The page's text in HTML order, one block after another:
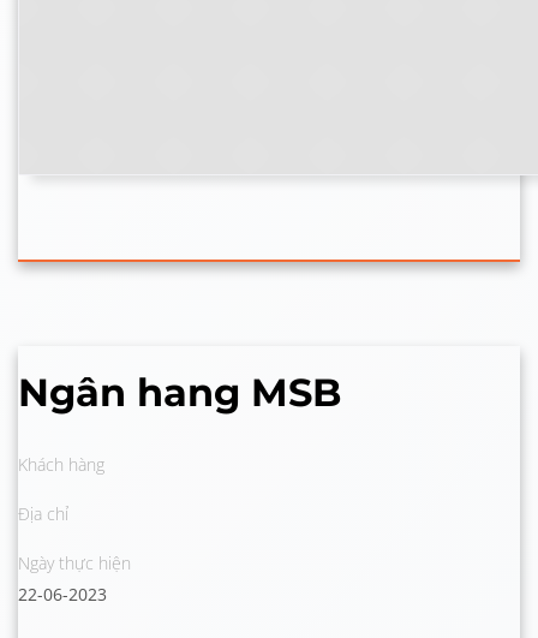
Ngân hang MSB
Khách hàng
Địa chỉ
Ngày thực hiện
22-06-2023